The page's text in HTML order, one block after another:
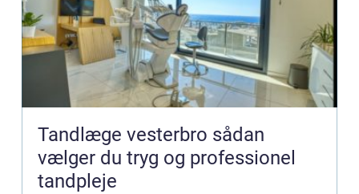
Tandlæge vesterbro sådan
vælger du tryg og professionel
tandpleje